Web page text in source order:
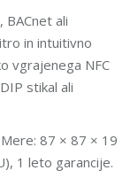
ali
in intuitivno
vgrajenega NFC
stikal ali
Mere: 87 × 87 × 19
1 leto garancije.